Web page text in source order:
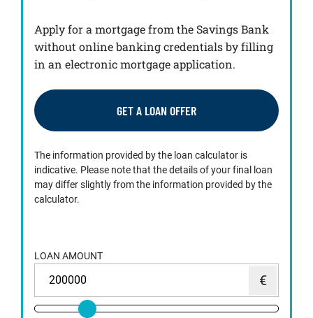
Apply for a mortgage from the Savings Bank
without online banking credentials by filling
in an electronic mortgage application.
GET A LOAN OFFER
The information provided by the loan calculator is
indicative. Please note that the details of your final loan
may differ slightly from the information provided by the
calculator.
LOAN AMOUNT